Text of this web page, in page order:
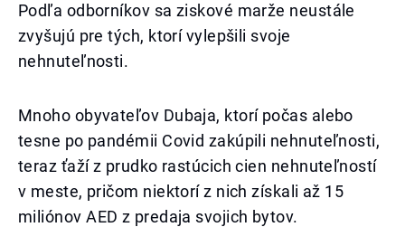
Podľa odborníkov sa ziskové marže neustále
zvyšujú pre tých, ktorí vylepšili svoje
nehnuteľnosti.
Mnoho obyvateľov Dubaja, ktorí počas alebo
tesne po pandémii Covid zakúpili nehnuteľnosti,
teraz ťaží z prudko rastúcich cien nehnuteľností
v meste, pričom niektorí z nich získali až 15
miliónov AED z predaja svojich bytov.